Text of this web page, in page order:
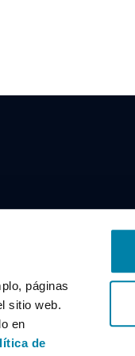
páginas
sitio web.
en
de